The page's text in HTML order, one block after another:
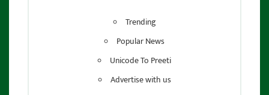
Trending
Popular News
Unicode To Preeti
Advertise with us